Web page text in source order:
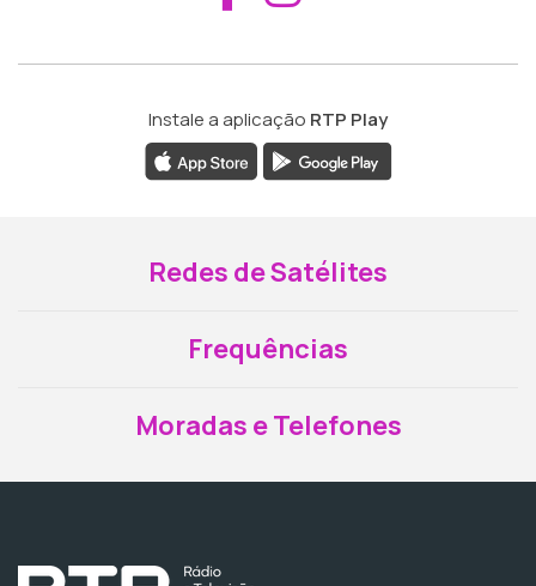
Instale a aplicação RTP Play
Redes de Satélites
Frequências
Moradas e Telefones